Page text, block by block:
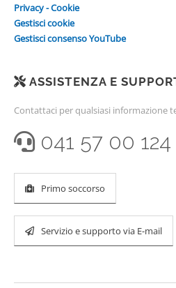
Privacy - Cookie
Gestisci cookie
Gestisci consenso YouTube
ASSISTENZA E
Contattaci per qualsiasi informazione
041 57 00 124
Primo soccorso
Servizio e supporto via E-mail